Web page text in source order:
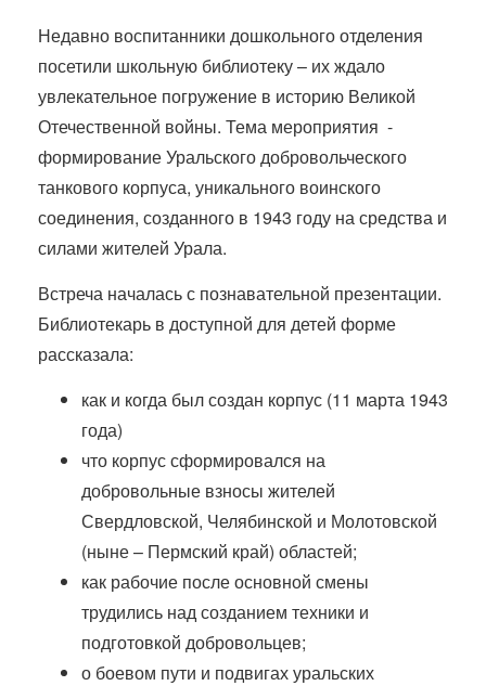
Недавно воспитанники дошкольного отделения
посетили школьную библиотеку – их ждало
увлекательное погружение в историю Великой
Отечественной войны. Тема мероприятия -
формирование Уральского добровольческого
танкового корпуса, уникального воинского
соединения, созданного в 1943 году на средства и
силами жителей Урала.
Встреча началась с познавательной презентации.
Библиотекарь в доступной для детей форме
рассказала:
как и когда был создан корпус (11 марта 1943
года)
что корпус сформировался на
добровольные взносы жителей
Свердловской, Челябинской и Молотовской
(ныне – Пермский край) областей;
как рабочие после основной смены
трудились над созданием техники и
подготовкой добровольцев;
о боевом пути и подвигах уральских